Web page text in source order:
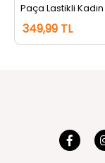
349,99 TL